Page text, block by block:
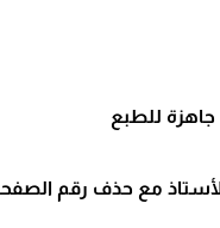
جاهزة للطبع